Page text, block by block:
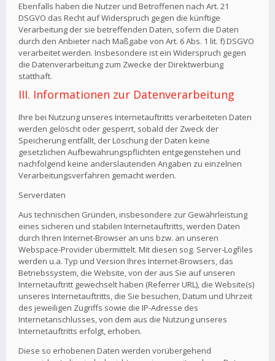
Ebenfalls haben die Nutzer und Betroffenen nach Art. 21
DSGVO das Recht auf Widerspruch gegen die künftige
Verarbeitung der sie betreffenden Daten, sofern die Daten
durch den Anbieter nach Maßgabe von Art. 6 Abs. 1 lit. f) DSGVO
verarbeitet werden. Insbesondere ist ein Widerspruch gegen
die Datenverarbeitung zum Zwecke der Direktwerbung
statthaft.
III. Informationen zur Datenverarbeitung
Ihre bei Nutzung unseres Internetauftritts verarbeiteten Daten
werden gelöscht oder gesperrt, sobald der Zweck der
Speicherung entfällt, der Löschung der Daten keine
gesetzlichen Aufbewahrungspflichten entgegenstehen und
nachfolgend keine anderslautenden Angaben zu einzelnen
Verarbeitungsverfahren gemacht werden.
Serverdaten
Aus technischen Gründen, insbesondere zur Gewährleistung
eines sicheren und stabilen Internetauftritts, werden Daten
durch Ihren Internet-Browser an uns bzw. an unseren
Webspace-Provider übermittelt. Mit diesen sog. Server-Logfiles
werden u.a. Typ und Version Ihres Internet-Browsers, das
Betriebssystem, die Website, von der aus Sie auf unseren
Internetauftritt gewechselt haben (Referrer URL), die Website(s)
unseres Internetauftritts, die Sie besuchen, Datum und Uhrzeit
des jeweiligen Zugriffs sowie die IP-Adresse des
Internetanschlusses, von dem aus die Nutzung unseres
Internetauftritts erfolgt, erhoben.
Diese so erhobenen Daten werden vorübergehend